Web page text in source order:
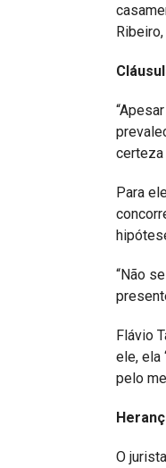
certeza
Para
“Não
Flávio
ele, ela
pelo
O